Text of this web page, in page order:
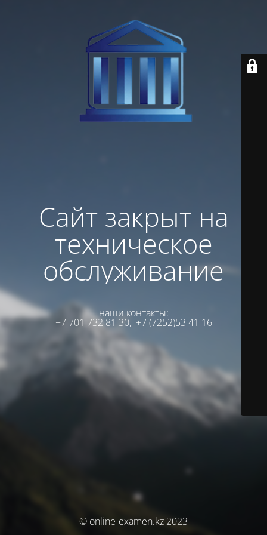
Сайт закрыт на
техническое
обслуживание
наши контакты:
+7 701 732 81 30, +7 (7252)53 41 16
© online-examen.kz 2023